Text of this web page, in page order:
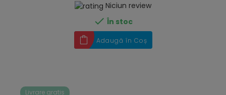
Niciun review
 În stoc
Adaugă în Coș
Livrare gratis